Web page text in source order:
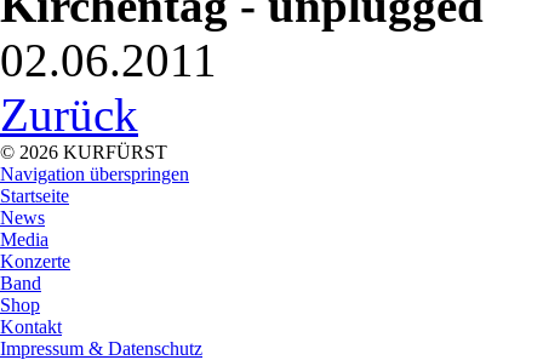
02.06.2011
Zurück
© 2026 KURFÜRST
Navigation überspringen
Startseite
News
Media
Konzerte
Band
Shop
Kontakt
Impressum & Datenschutz